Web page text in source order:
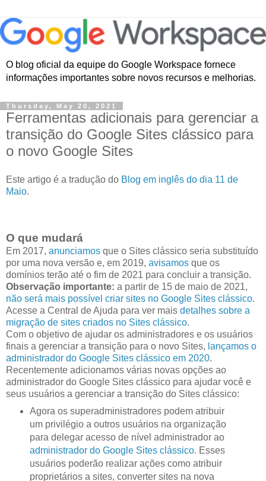
O blog oficial da equipe do Google Workspace fornece
informações importantes sobre novos recursos e melhorias.
Thursday, May 20, 2021
Ferramentas adicionais para gerenciar a
transição do Google Sites clássico para
o novo Google Sites
Este artigo é a tradução do Blog em inglês do dia 11 de
Maio.
O que mudará
Em 2017, anunciamos que o Sites clássico seria substituído
por uma nova versão e, em 2019, avisamos que os
domínios terão até o fim de 2021 para concluir a transição.
Observação importante: a partir de 15 de maio de 2021,
não será mais possível criar sites no Google Sites clássico.
Acesse a Central de Ajuda para ver mais detalhes sobre a
migração de sites criados no Sites clássico.
Com o objetivo de ajudar os administradores e os usuários
finais a gerenciar a transição para o novo Sites, lançamos o
administrador do Google Sites clássico em 2020.
Recentemente adicionamos várias novas opções ao
administrador do Google Sites clássico para ajudar você e
seus usuários a gerenciar a transição do Sites clássico:
Agora os superadministradores podem atribuir
um privilégio a outros usuários na organização
para delegar acesso de nível administrador ao
administrador do Google Sites clássico. Esses
usuários poderão realizar ações como atribuir
proprietários a sites, converter sites na nova